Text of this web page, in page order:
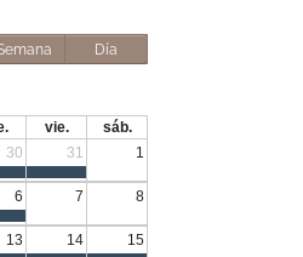
Día
vie.
sáb.
30 31 1
6 7 8
13 14 15